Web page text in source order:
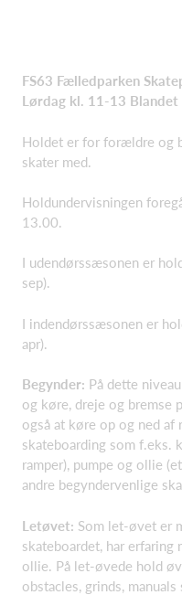
FS63 Fælledparken
Lørdag kl. 11-13
Holdet er for forældre og
skater med.
Holdundervisningen
13.00.
I udendørssæsonen er
sep).
I indendørssæsonen er
apr).
Begynder: På dette
og køre, dreje og bremse
også at køre op og ned af
skateboarding som f.eks.
ramper), pumpe og ollie
andre begyndervenlige
Letøvet: Som let-øvet er
skateboardet, har erfaring
ollie. På let-øvede hold
obstacles, grinds,